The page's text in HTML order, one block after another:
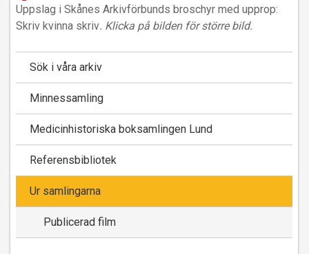
Uppslag i Skånes Arkivförbunds broschyr med upprop:
Skriv kvinna skriv. Klicka på bilden för större bild.
Sök i våra arkiv
Minnessamling
Medicinhistoriska boksamlingen Lund
Referensbibliotek
Ur samlingarna
Publicerad film